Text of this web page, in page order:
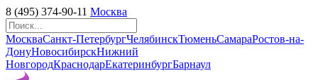
8 (495) 374-90-11 Москва
МоскваСанкт-ПетербургЧелябинскТюменьСамараРостов-на-
ДонуНовосибирскНижний
НовгородКраснодарЕкатеринбургБарнаул